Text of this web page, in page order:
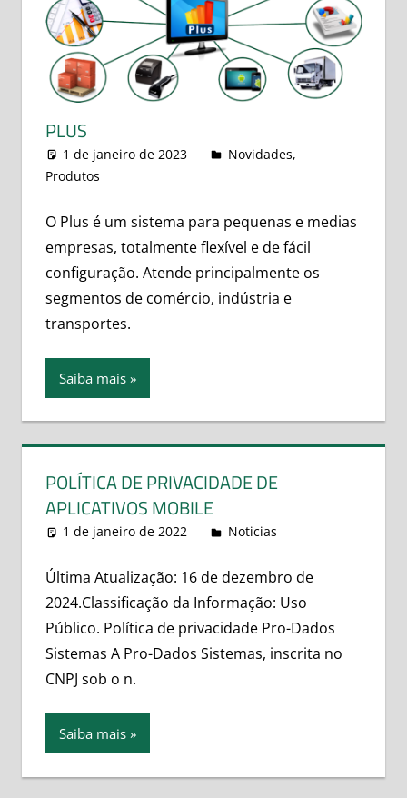
PLUS
1 de janeiro de 2023 leovitor
Novidades,
Produtos
O Plus é um sistema para pequenas e medias
empresas, totalmente flexível e de fácil
configuração. Atende principalmente os
segmentos de comércio, indústria e
transportes.
Saiba mais
POLÍTICA DE PRIVACIDADE DE
APLICATIVOS MOBILE
1 de janeiro de 2022 leovitor
Noticias
Última Atualização: 16 de dezembro de
2024.Classificação da Informação: Uso
Público. Política de privacidade Pro-Dados
Sistemas A Pro-Dados Sistemas, inscrita no
CNPJ sob o n.
Saiba mais